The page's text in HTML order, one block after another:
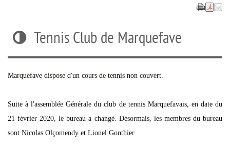
Tennis Club de Marquefave
Marquefave dispose d'un cours de tennis non couvert.
Suite à l'assemblée Générale du club de tennis Marquefavais, en date du
21 février 2020, le bureau a changé. Désormais, les membres du bureau
sont Nicolas Olçomendy et Lionel Gonthier